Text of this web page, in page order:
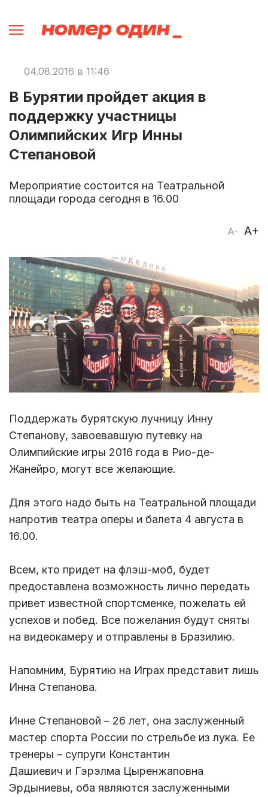
04.08.2016 в 11:46
В Бурятии пройдет акция в
поддержку участницы
Олимпийских Игр Инны
Степановой
Мероприятие состоится на Театральной
площади города сегодня в 16.00
A- A+
Поддержать бурятскую лучницу Инну
Степанову, завоевавшую путевку на
Олимпийские игры 2016 года в Рио-де-
Жанейро, могут все желающие.
Для этого надо быть на Театральной площади
напротив театра оперы и балета 4 августа в
16.00.
Всем, кто придет на флэш-моб, будет
предоставлена возможность лично передать
привет известной спортсменке, пожелать ей
успехов и побед. Все пожелания будут сняты
на видеокамеру и отправлены в Бразилию.
Напомним, Бурятию на Играх представит лишь
Инна Степанова.
Инне Степановой – 26 лет, она заслуженный
мастер спорта России по стрельбе из лука. Ее
тренеры – супруги Константин
Дашиевич и Гэрэлма Цыренжаповна
Эрдыниевы, оба являются заслуженными